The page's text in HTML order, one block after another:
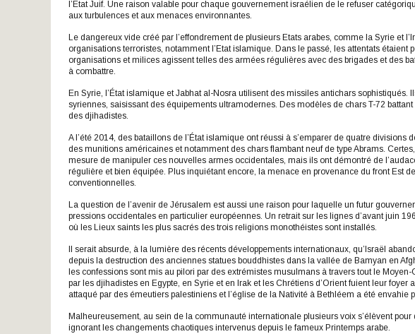
l’Etat Juif. Une raison valable pour chaque gouvernement israélien de le refuser
aux turbulences et aux menaces environnantes.
Le dangereux vide créé par l’effondrement de plusieurs Etats arabes, comme la Syrie et
organisations terroristes, notamment l’Etat islamique. Dans le passé, les attentats étaient
organisations et milices agissent telles des armées régulières avec des brigades et des
à combattre.
En Syrie, l’État islamique et Jabhat al-Nosra utilisent des missiles antichars
syriennes, saisissant des équipements ultramodernes. Des modèles de chars T-72
des djihadistes.
A l’été 2014, des bataillons de l’État islamique ont réussi à s’emparer de quatre divisions
des munitions américaines et notamment des chars flambant neuf de type Abrams.
mesure de manipuler ces nouvelles armes occidentales, mais ils ont démontré de
régulière et bien équipée. Plus inquiétant encore, la menace en provenance du front Est
conventionnelles.
La question de l’avenir de Jérusalem est aussi une raison pour laquelle un futur
pressions occidentales en particulier européennes. Un retrait sur les lignes d’avant juin
où les Lieux saints les plus sacrés des trois religions monothéistes sont installés.
Il serait absurde, à la lumière des récents développements internationaux, qu’Israël
depuis la destruction des anciennes statues bouddhistes dans la vallée de Bamyan en
les confessions sont mis au pilori par des extrémistes musulmans à travers tout le
par les djihadistes en Egypte, en Syrie et en Irak et les Chrétiens d’Orient fuient leur foyer
attaqué par des émeutiers palestiniens et l’église de la Nativité à Bethléem a été envahie
Malheureusement, au sein de la communauté internationale plusieurs voix s’élèvent
ignorant les changements chaotiques intervenus depuis le fameux Printemps arabe.